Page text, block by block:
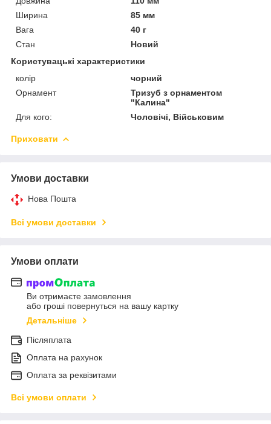
Ширина
85 мм
Вага
40 г
Стан
Новий
Користувацькі характеристики
колір
чорний
Орнамент
Тризуб з орнаментом
"Калина"
Для кого:
Чоловічі, Військовим
Приховати
Умови доставки
Нова Пошта
Всі умови доставки
Умови оплати
Ви отримаєте замовлення
або гроші повернуться на вашу картку
Детальніше
Післяплата
Оплата на рахунок
Оплата за реквізитами
Всі умови оплати